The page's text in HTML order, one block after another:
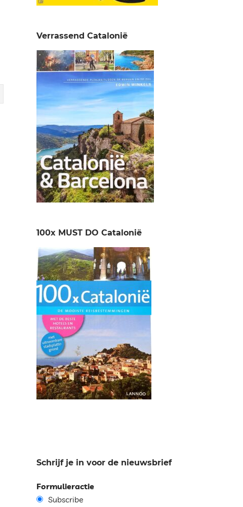
Verrassend Catalonië
100x MUST DO Catalonië
Schrijf je in voor de nieuwsbrief
Formulieractie
Subscribe